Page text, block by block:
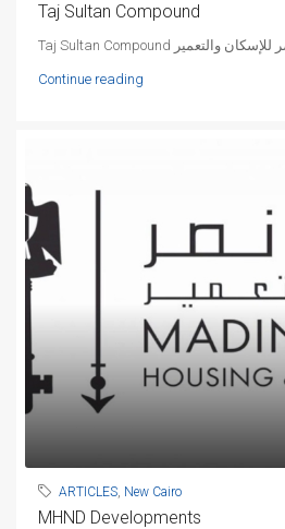
Taj Sultan Compound
Continue reading
ARTICLES New Cairo
MHND Developments